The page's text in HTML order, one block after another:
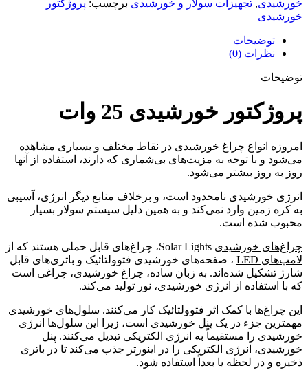
خورشیدی, تجهیزات سولار و خورشیدی برچسب: پروژکتور
خورشیدی
توضیحات
نظرات (0)
توضیحات
پروژکتور خورشیدی 25 وات
امروزه انواع چراغ خورشیدی در نقاط مختلف و بسیاری مشاهده
می‌شود و با توجه به مزیت‌های بی‌شماری که دارند، استفاده از آنها
روز به روز بیشتر می‌شود.
انرژی خورشیدی نامحدود است، و برخلاف منابع دیگر انرژی، آسیبی
به کره زمین وارد نمی‌کند و به همین دلیل سیستم سولار بسیار
محبوب شده است.
چراغ‌های خورشیدی
لامپ‌های LED
، صفحه‌های خورشیدی فتوولتائیک و باتری‌های قابل
شارژ تشکیل شده‌اند. به زبان ساده، چراغ خورشیدی، چراغی است
که با استفاده از انرژی خورشیدی، نور تولید می‌کند.
این چراغ‌ها با کمک اثر فتوولتائیک کار می‌کنند. سلول‌های خورشیدی
مهمترین جزء در یک پنل خورشیدی است، زیرا این سلول‌ها انرژی
خورشیدی را مستقیماً به انرژی الکتریکی تبدیل می‌کنند. پنل
خورشیدی، انرژی الکتریکی را در اینورتر جذب می‌کند تا در باتری
ذخیره و در لحظه یا بعداً استفاده شود.